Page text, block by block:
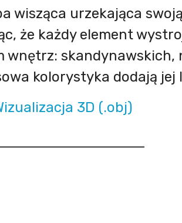
wisząca urzekająca
że każdy element
wnętrz:
kolorystyka dodają jej
3D (.obj)